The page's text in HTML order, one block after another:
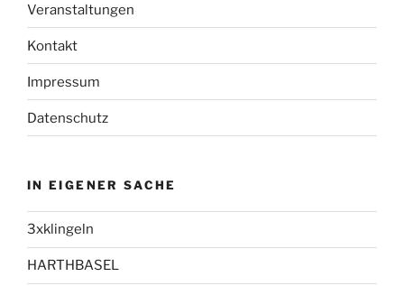
Veranstaltungen
Kontakt
Impressum
Datenschutz
IN EIGENER SACHE
3xklingeln
HARTHBASEL